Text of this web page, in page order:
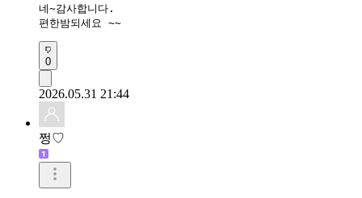
네~감사합니다.
편한밤되세요 ~~
0
2026.05.31 21:44
쩡♡